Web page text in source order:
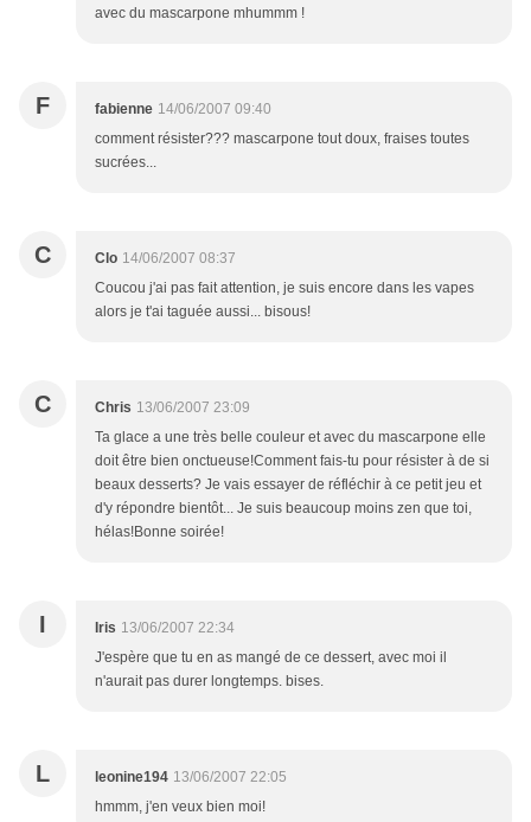
avec du mascarpone mhummm !
F fabienne 14/06/2007 09:40
comment résister??? mascarpone tout doux, fraises toutes
sucrées...
C Clo 14/06/2007 08:37
Coucou j'ai pas fait attention, je suis encore dans les vapes
alors je t'ai taguée aussi... bisous!
C Chris 13/06/2007 23:09
Ta glace a une très belle couleur et avec du mascarpone elle
doit être bien onctueuse!Comment fais-tu pour résister à de si
beaux desserts? Je vais essayer de réfléchir à ce petit jeu et
d'y répondre bientôt... Je suis beaucoup moins zen que toi,
hélas!Bonne soirée!
I Iris 13/06/2007 22:34
J'espère que tu en as mangé de ce dessert, avec moi il
n'aurait pas durer longtemps. bises.
L leonine194 13/06/2007 22:05
hmmm, j'en veux bien moi!